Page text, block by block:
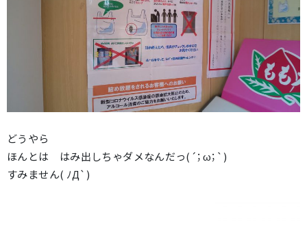
どうやら
ほんとは はみ出しちゃダメなんだっ(´；ω；`)
すみません( ﾉД`)